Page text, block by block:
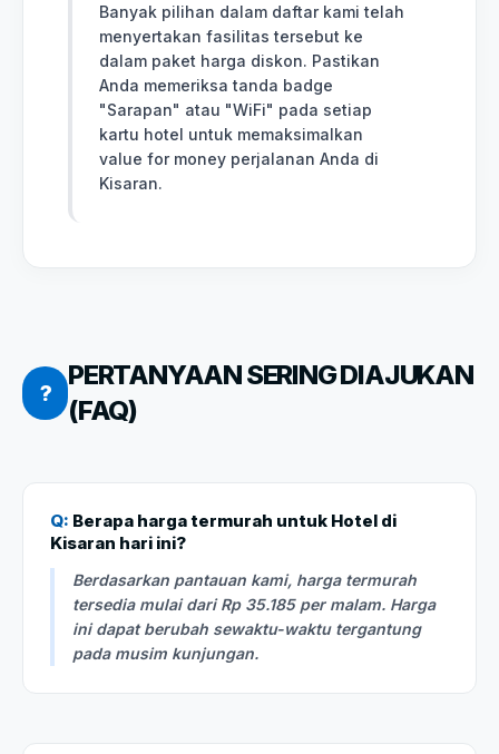
Banyak pilihan dalam daftar kami telah
menyertakan fasilitas tersebut ke
dalam paket harga diskon. Pastikan
Anda memeriksa tanda badge
"Sarapan" atau "WiFi" pada setiap
kartu hotel untuk memaksimalkan
value for money perjalanan Anda di
Kisaran.
?
PERTANYAAN SERING DIAJUKAN
(FAQ)
Q: Berapa harga termurah untuk Hotel di
Kisaran hari ini?
Berdasarkan pantauan kami, harga termurah
tersedia mulai dari Rp 35.185 per malam. Harga
ini dapat berubah sewaktu-waktu tergantung
pada musim kunjungan.